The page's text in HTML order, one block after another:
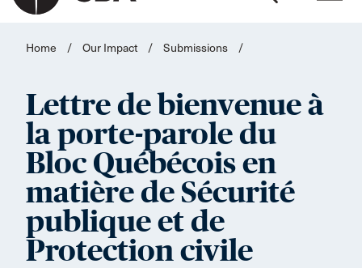
Home / Our Impact / Submissions /
Lettre de bienvenue à
la porte-parole du
Bloc Québécois en
matière de Sécurité
publique et de
Protection civile